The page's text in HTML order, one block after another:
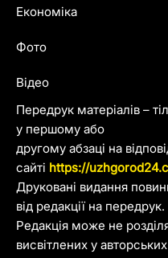
Передрук матеріалів –
у першому або
другому абзаці на
сайті https://
Друковані видання
від редакції на передрук.
Редакція може не
висвітлених у
Економіка
Фото
Відео